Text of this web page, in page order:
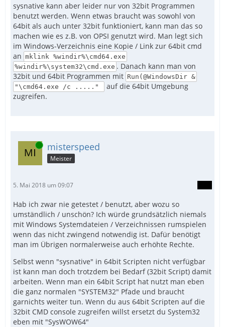
sysnative kann aber leider nur von 32bit Programmen
benutzt werden. Wenn etwas braucht was sowohl von
64bit als auch unter 32bit funktioniert, kann man das so
machen wie es z.B. von OPSI genutzt wird. Man legt sich
im Windows-Verzeichnis eine Kopie / Link zur 64bit cmd
an mklink %windir%\cmd64.exe
%windir%\system32\cmd.exe . Danach kann man von
32bit und 64bit Programmen mit Run(@WindowsDir &
"\cmd64.exe /c ....."
auf die 64bit Umgebung
zugreifen.
Online misterspeed
Meister
5. Mai 2018 um 09:07
Hab ich zwar nie getestet / benutzt, aber wozu so
umständlich / unschön? Ich würde grundsätzlich niemals
mit Windows Systemdateien / Verzeichnissen rumspielen
wenn das nicht zwingend notwendig ist. Dafür benötigt
man im Übrigen normalerweise auch erhöhte Rechte.
Selbst wenn "sysnative" in 64bit Scripten nicht verfügbar
ist kann man doch trotzdem bei Bedarf (32bit Script) damit
arbeiten. Wenn man ein 64bit Script hat nutzt man eben
die ganz normalen "SYSTEM32" Pfade und braucht
garnichts weiter tun. Wenn du aus 64bit Scripten auf die
32bit CMD console zugreifen willst ersetzt du System32
eben mit "SysWOW64"